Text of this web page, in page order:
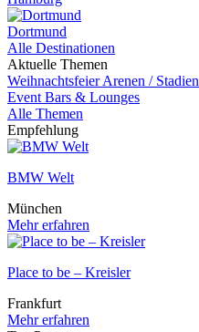
Dortmund
Alle Destinationen
Aktuelle Themen
WeihnachtsfeierArenen / Stadien
Event Bars & Lounges
Alle Themen
Empfehlung
BMW Welt
München
Mehr erfahren
Place to be – Kreisler
Frankfurt
Mehr erfahren